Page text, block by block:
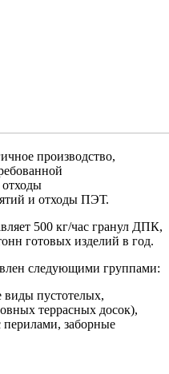
производство,
и отходы ПЭТ.
500 кг/час гранул ДПК,
готовых изделий в год.
следующими группами:
виды пустотелых,
террасных досок),
перилами, заборные